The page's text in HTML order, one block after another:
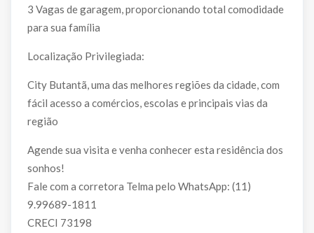
3 Vagas de garagem, proporcionando total comodidade
para sua família
Localização Privilegiada:
City Butantã, uma das melhores regiões da cidade, com
fácil acesso a comércios, escolas e principais vias da
região
Agende sua visita e venha conhecer esta residência dos
sonhos!
Fale com a corretora Telma pelo WhatsApp: (11)
9.99689-1811
CRECI 73198